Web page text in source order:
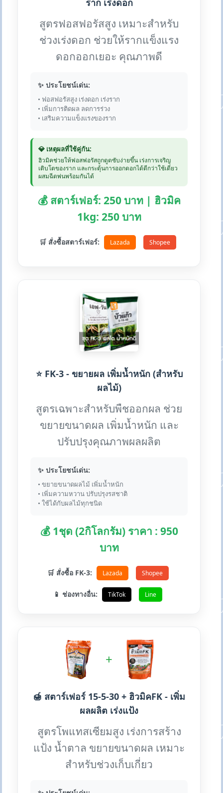
ราก เร่งดอก
สูตรฟอสฟอรัสสูง เหมาะสำหรับ
ช่วงเร่งดอก ช่วยให้รากแข็งแรง
ดอกออกเยอะ คุณภาพดี
✨ ประโยชน์เด่น:
• ฟอสฟอรัสสูง เร่งดอก เร่งราก
• เพิ่มการติดผล ลดการร่วง
• เสริมความแข็งแรงของราก
💎 เหตุผลที่ใช้คู่กัน:
ฮิวมิคช่วยให้ฟอสฟอรัสถูกดูดซับง่ายขึ้น เร่งการเจริญ
เติบโตของราก และกระตุ้นการออกดอกได้ดีกว่าใช้เดี่ยว
ผสมฉีดพ่นพร้อมกันได้
💰 สตาร์เฟอร์: 250 บาท | ฮิวมิค
1kg: 250 บาท
🛒 สั่งซื้อสตาร์เฟอร์: Lazada Shopee
⭐ FK-3 - ขยายผล เพิ่มน้ำหนัก (สำหรับ
ผลไม้)
สูตรเฉพาะสำหรับพืชออกผล ช่วย
ขยายขนาดผล เพิ่มน้ำหนัก และ
ปรับปรุงคุณภาพผลผลิต
✨ ประโยชน์เด่น:
• ขยายขนาดผลไม้ เพิ่มน้ำหนัก
• เพิ่มความหวาน ปรับปรุงรสชาติ
• ใช้ได้กับผลไม้ทุกชนิด
💰 1ชุด (2กิโลกรัม) ราคา : 950
บาท
🛒 สั่งซื้อ FK-3: Lazada Shopee
📱 ช่องทางอื่น: TikTok Line
+
🍯 สตาร์เฟอร์ 15-5-30 + ฮิวมิคFK - เพิ่ม
ผลผลิต เร่งแป้ง
สูตรโพแทสเซียมสูง เร่งการสร้าง
แป้ง น้ำตาล ขยายขนาดผล เหมาะ
สำหรับช่วงเก็บเกี่ยว